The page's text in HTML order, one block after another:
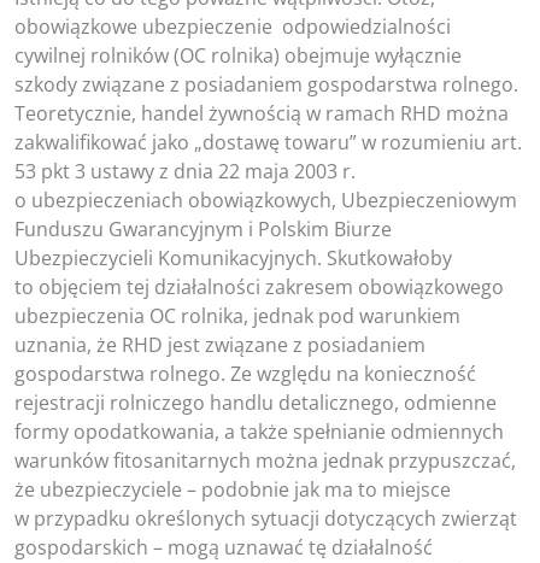
obowiązkowe ubezpieczenie odpowiedzialności
cywilnej rolników (OC rolnika) obejmuje wyłącznie
szkody związane z posiadaniem gospodarstwa rolnego.
Teoretycznie, handel żywnością w ramach RHD można
zakwalifikować jako „dostawę towaru” w rozumieniu art.
53 pkt 3 ustawy z dnia 22 maja 2003 r.
o ubezpieczeniach obowiązkowych, Ubezpieczeniowym
Funduszu Gwarancyjnym i Polskim Biurze
Ubezpieczycieli Komunikacyjnych. Skutkowałoby
to objęciem tej działalności zakresem obowiązkowego
ubezpieczenia OC rolnika, jednak pod warunkiem
uznania, że RHD jest związane z posiadaniem
gospodarstwa rolnego. Ze względu na konieczność
rejestracji rolniczego handlu detalicznego, odmienne
formy opodatkowania, a także spełnianie odmiennych
warunków fitosanitarnych można jednak przypuszczać,
że ubezpieczyciele – podobnie jak ma to miejsce
w przypadku określonych sytuacji dotyczących zwierząt
gospodarskich – mogą uznawać tę działalność